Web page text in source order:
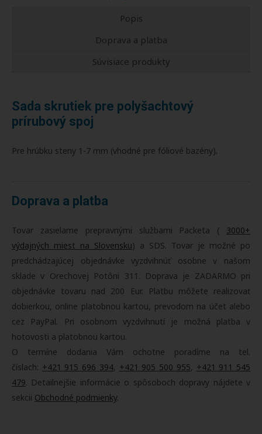
Popis
Doprava a platba
Súvisiace produkty
Sada skrutiek pre polyšachtový
prírubový spoj
Pre hrúbku steny 1-7 mm (vhodné pre fóliové bazény).
Doprava a platba
Tovar zasielame prepravnými službami Packeta ( 3000+
výdajných miest na Slovensku) a SDS. Tovar je možné po
predchádzajúcej objednávke vyzdvihnúť osobne v našom
sklade v Orechovej Potôni 311. Doprava je ZADARMO pri
objednávke tovaru nad 200 Eur. Platbu môžete realizovať
dobierkou, online platobnou kartou, prevodom na účet alebo
cez PayPal. Pri osobnom vyzdvihnutí je možná platba v
hotovosti a platobnou kartou.
O termíne dodania Vám ochotne poradíme na tel.
číslach: +421 915 696 394, +421 905 500 955, +421 911 545
479. Detailnejšie informácie o spôsoboch dopravy nájdete v
sekcii Obchodné podmienky.